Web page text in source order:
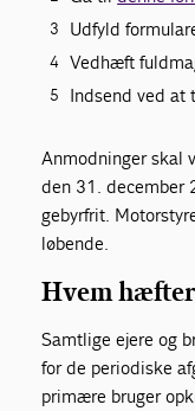
Udfyld
Vedhæft
Indsend ved at
Anmodninger skal
den 31. december
gebyrfrit.
løbende.
Hvem
Samtlige ejere og
for de periodiske
primære bruger